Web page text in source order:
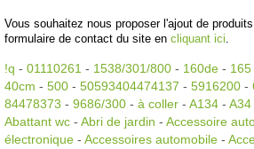
Vous souhaitez nous proposer l'ajout de
formulaire de contact du site en cliquant ici.
!q - 01110261 - 1538/301/800 - 160de -
40cm - 500 - 50593404474137 - 5916200 -
84478373 - 9686/300 - à coller - A134 - A34
Abattant wc - Abri de jardin - Accessoire
électronique - Accessoires automobile -